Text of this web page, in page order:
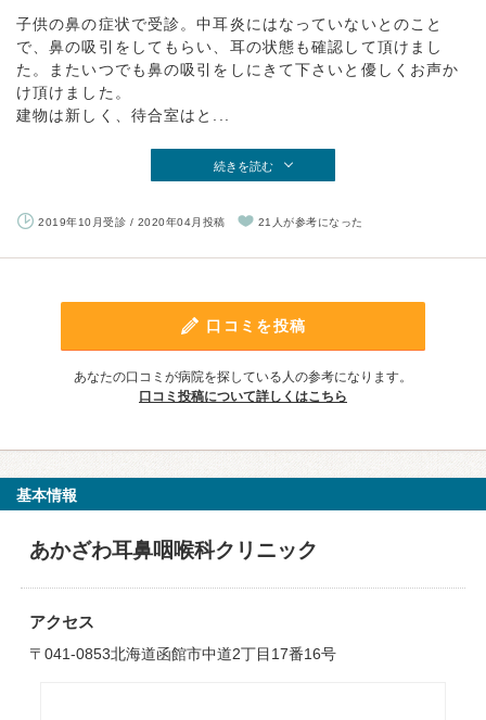
子供の鼻の症状で受診。中耳炎にはなっていないとのこと
で、鼻の吸引をしてもらい、耳の状態も確認して頂けまし
た。またいつでも鼻の吸引をしにきて下さいと優しくお声か
け頂けました。
建物は新しく、待合室はと...
続きを読む
2019年10月受診 / 2020年04月投稿 21人が参考になった
口コミを投稿
あなたの口コミが病院を探している人の参考になります。
口コミ投稿について詳しくはこちら
基本情報
あかざわ耳鼻咽喉科クリニック
アクセス
〒041-0853北海道函館市中道2丁目17番16号